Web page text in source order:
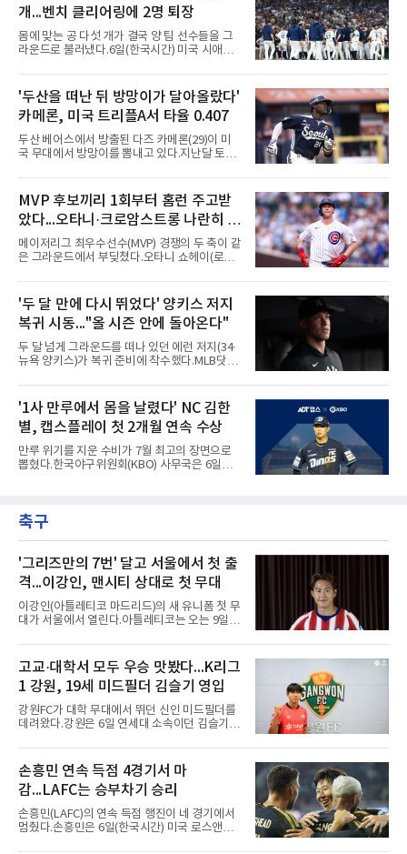
개...벤치 클리어링에 2명 퇴장
몸에 맞는 공 다섯 개가 결국 양 팀 선수들을 그
라운드로 불러냈다.6일(한국시간) 미국 시애틀
로이트 타이거스의 경기에서 벤치 클리어링이
벌어졌다. 난투극으로 번지지는 않았으나 좌완
게이브 스파이어와 댄 윌슨 시애틀 감독이 퇴장
당했다.발단은 선발이었다. 시애틀 브라이언 우
가 디트로이트 타자를 세 차례 맞혔다. 다만 팔꿈
치 보호대에 맞거나 변화구에 발이 스치는 수준
이어서 치명적이지는 않았다.분위기는 그다음에
리를 맞혔다. 토레스와 시애틀 포수 칼 롤리가 말
을 주고받자 AJ 힌치 디
'두산을 떠난 뒤 방망이가 달아올랐다'
카메론, 미국 트리플A서 타율 0.407
두산 베어스에서 방출된 다즈 카메론(29)이 미
국 무대에서 방망이를 뽐내고 있다.지난달 토론
론은 루키리그 2경기를 거쳐 트리플A 버펄로 바
이슨스로 승격한 뒤 연일 뜨거운 타격감을 보이
고 있다.수치가 압도적이다. 트리플A 15경기에
서 타율 0.407(54타수 22안타), 2홈런, 10타점,
8도루를 기록 중이며 OPS는 1.151에 이른다.
15경기 중 14경기에서 안타를 만들었고 최근 7
경기 연속 안타도 이어갔다.6일(한국시간) 노퍽
을 놓았고, 버펄로는 이 회에만 5점을 뽑아 7-6
역전승을 거뒀다.한국에서의 성적도
MVP 후보끼리 1회부터 홈런 주고받
았다...오타니·크로암스트롱 나란히 홈
런 맞불
메이저리그 최우수선수(MVP) 경쟁의 두 축이 같
은 그라운드에서 부딪쳤다.오타니 쇼헤이(로스
컵스)은 6일(한국시간) 미국 시카고 리글리필드
에서 나란히 홈런 두 방씩을 주고받았다.첫 회부
터 불이 붙었다. 1회초 선두타자 오타니가 컵스
선발 이마나가 쇼타를 상대로 우월 솔로 홈런을
뽑자, 1회말 크로암스트롱이 다저스 선발 에릭
라워를 상대로 중월 솔로 홈런으로 응수했다. 최
근 50년간 리글리필드에서 1회 양 팀 선두타자
10위 이내 선수끼리 이런 공방을 벌인 사례는 처
음이다.흐름은 크로암스트롱
'두 달 만에 다시 뛰었다' 양키스 저지
복귀 시동..."올 시즌 안에 돌아온다"
두 달 넘게 그라운드를 떠나 있던 에런 저지(34·
뉴욕 양키스)가 복귀 준비에 착수했다.MLB닷컴
뒤 야외 달리기와 상체 저항 운동으로 훈련 강도
를 높여도 된다는 허가를 받았다고 전했다.저지
는 이날 뉴욕 양키스타디움에서 열린 세인트루
이스 카디널스전을 앞두고 야구 장비를 착용한
채 스트레칭과 조깅, 저항 밴드 훈련을 소화했
다. 아메리칸리그 최우수선수(MVP) 3회 수상자
인 그가 부상 이후 야외 달리기에 나선 것은 처음
는 것이 계획이었고 올해를 접겠다고 생각한 적
은 없다고 말했다.이탈은
'1사 만루에서 몸을 날렸다' NC 김한
별, 캡스플레이 첫 2개월 연속 수상
만루 위기를 지운 수비가 7월 최고의 장면으로
뽑혔다.한국야구위원회(KBO) 사무국은 6일
이 상 제정 이래 첫 사례다.ADT캡스가 KBO와
함께 시상하는 이 상은 공식 기록위원이 승리 확
최고점을 받은 수비 장면에 준다.수상 장면은 지
난달 23일 서울 잠실구장에서 나왔다. NC가 7-5
로 앞선 8회말 1사 만루에서 김한별은 LG 트윈
스 오지환의 강한 타구에 몸을 날려 막아낸 뒤 유
격수 김주원에게 연결했다. 김주원이 1루수 블
레인에게 던지며 4-6-3 병살타가 완
축구
'그리즈만의 7번' 달고 서울에서 첫 출
격...이강인, 맨시티 상대로 첫 무대
이강인(아틀레티코 마드리드)의 새 유니폼 첫 무
대가 서울에서 열린다.아틀레티코는 오는 9일
와 2026 쿠팡플레이 시리즈 친선 경기를 치른다.
구단 소집 명단에 이강인이 포함되면서 변수가
없는 한 그의 첫 출격은 서울이 된다.등번호부터
무게가 실렸다. 이강인은 첫 경기부터 7번을 단
다. 2010년대 팀의 전성기를 이끈 앙투안 그리즈
만이 달았던 번호다.합류 과정은 순탄치 않았다.
스페인으로 건너가려던 그는 병역 특례 행정 절
짧게 호흡을 맞춰 경기에 나선다.역할도 관심사
다. 유려한 탈압박과
고교·대학서 모두 우승 맛봤다...K리그
1 강원, 19세 미드필더 김슬기 영입
강원FC가 대학 무대에서 뛰던 신인 미드필더를
데려왔다.강원은 6일 연세대 소속이던 김슬기
조건을 갖췄다.이력은 우승으로 채워져 있다. 수
원고 시절 주축으로 활약하며 지난해 전국고등
리그와 추계전국고등대회 우승에 기여했고, 올
해 연세대 진학 후에는 춘계한산대첩기대학대회
정상에 올랐다. 2024년에는 17세 이하(U-17) 대
표팀 훈련에도 소집됐다.김슬기는 입단하게 돼
기쁘고 영광이라며 프로 무대에서도 성장해 팀
손흥민 연속 득점 4경기서 마
감...LAFC는 승부차기 승리
손흥민(LAFC)의 연속 득점 행진이 네 경기에서
멈췄다.손흥민은 6일(한국시간) 미국 로스앤젤